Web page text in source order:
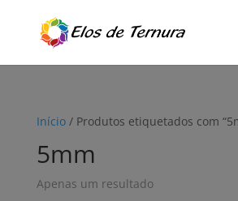
Início/ Produtos etiquetados com
5mm
Apenas um resultado